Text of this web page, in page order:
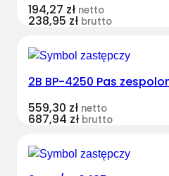
194,27 zł netto
238,95 zł brutto
2B BP-4250 Pas
559,30 zł netto
687,94 zł brutto